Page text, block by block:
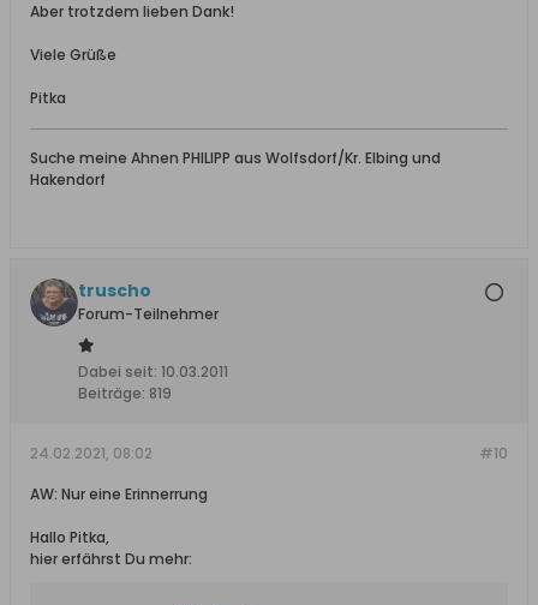
Aber trotzdem lieben Dank!
Viele Grüße
Pitka
Suche meine Ahnen PHILIPP aus Wolfsdorf/Kr. Elbing und
Hakendorf
truscho
Forum-Teilnehmer
Dabei seit: 10.03.2011
Beiträge: 819
#10
24.02.2021, 08:02
AW: Nur eine Erinnerrung
Hallo Pitka,
hier erfährst Du mehr: